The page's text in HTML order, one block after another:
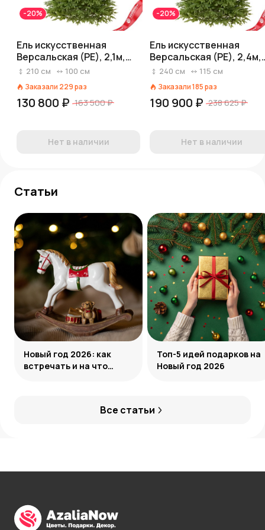
-20%
Ель искусственная
Версальская (PE), 2,1м,
зеленый
210 см 100 см
Заказали 229раз
130 800 ₽ 163 500 ₽
Нет в наличии
-20%
Ель искусственная
Версальская (PE), 2,4м,
зеленый
240 см 115 см
Заказали185раз
190 900 ₽ 238 625 ₽
Нет в наличии
Статьи
Все статьи
Новый год 2026: как
встречать и на что
Топ-5 идей подарков на
Новый год 2026